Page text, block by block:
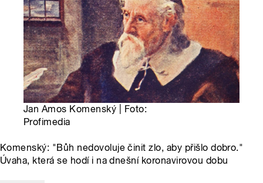
Jan Amos Komenský | Foto:
Profimedia
Komenský: "Bůh nedovoluje činit zlo, aby přišlo dobro."
Úvaha, která se hodí i na dnešní koronavirovou dobu